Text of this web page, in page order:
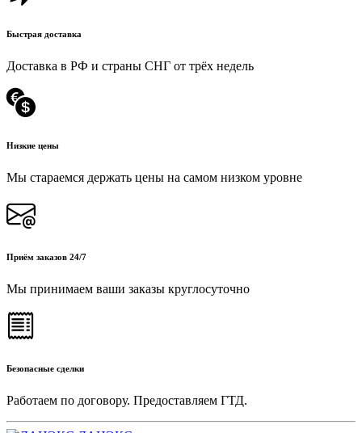
Быстрая доставка
Доставка в РФ и страны СНГ от трёх недель
Низкие цены
Мы стараемся держать цены на самом низком уровне
Приём заказов 24/7
Мы принимаем ваши заказы круглосуточно
Безопасные сделки
Работаем по договору. Предоставляем ГТД.